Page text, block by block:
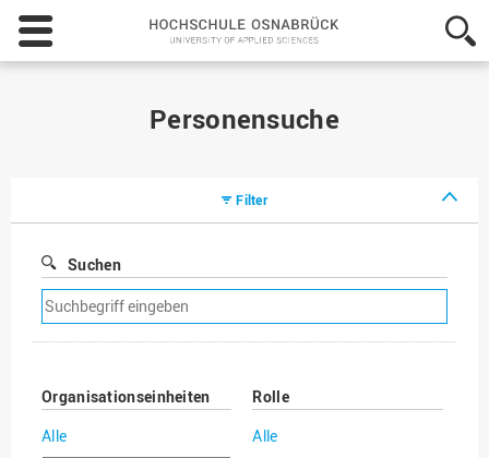
Hochschule
Osnabrück
-
Personensuche
Filter
Suchen
Suchfilter
entfernen
Organisationseinheiten
Alle
Rolle
Alle